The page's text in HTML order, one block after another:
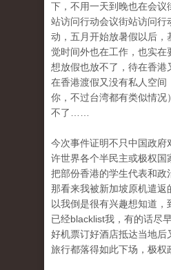
下，不用一天到晚也在会议
站访问行动会议街站访问行
动，五月开始放暑假以后，
觉时间外也在工作，也实在
想放假也放不了，待在香港
在香港渡假又没有私人空间
你，不过台湾都有类似情况
不了……
今次事件证明不只中国政府
许世界各个半民主或极权国
把部份香港的学生代表和政
那看来我被新加坡原机遣返
以我倒是很有兴趣想知道，
已经blacklist我，有的话尽
好机票订好酒店抵达当地后
旅行都落得如此下场，极权